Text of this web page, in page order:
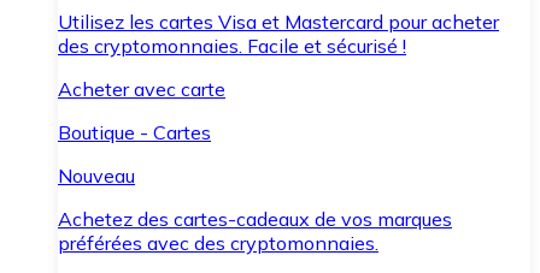
Utilisez les cartes Visa et Mastercard pour acheter
des cryptomonnaies. Facile et sécurisé !
Acheter avec carte
Boutique - Cartes
Nouveau
Achetez des cartes-cadeaux de vos marques
préférées avec des cryptomonnaies.